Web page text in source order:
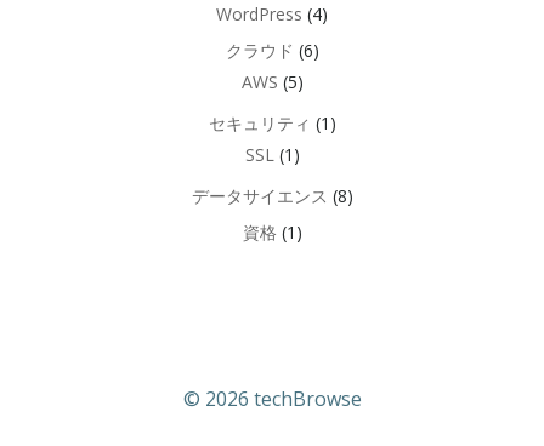
WordPress (4)
クラウド (6)
AWS (5)
セキュリティ (1)
SSL (1)
データサイエンス (8)
資格 (1)
© 2026 techBrowse